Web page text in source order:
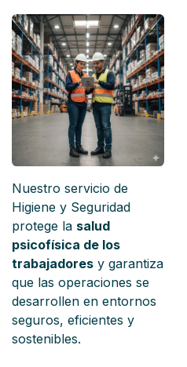
Nuestro servicio de
Higiene y Seguridad
protege la salud
psicofísica de los
trabajadores y garantiza
que las operaciones se
desarrollen en entornos
seguros, eficientes y
sostenibles.